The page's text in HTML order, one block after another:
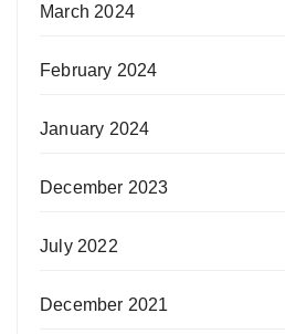
March 2024
February 2024
January 2024
December 2023
July 2022
December 2021